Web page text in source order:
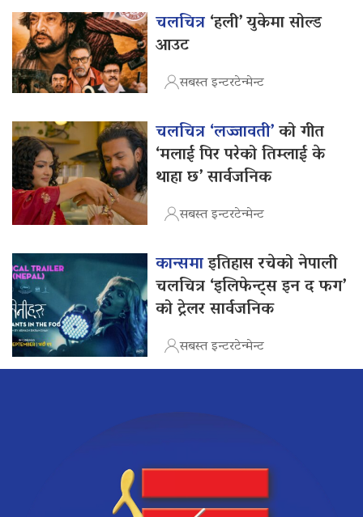
चलचित्र‘हली’ युकेमा सोल्ड
आउट
सबस्त इन्टरटेन्मेन्ट
चलचित्र ‘लज्जावती’को गीत
‘मलाई पिर परेको तिम्लाई के
थाहा छ’ सार्वजनिक
सबस्त इन्टरटेन्मेन्ट
कान्समाइतिहास रचेको नेपाली
चलचित्र ‘इलिफेन्ट्स इन द फग’
को ट्रेलर सार्वजनिक
सबस्त इन्टरटेन्मेन्ट